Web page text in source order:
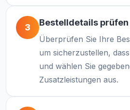
3 Bestelldetails prüfen
Überprüfen Sie Ihre
um sicherzustellen,
und wählen Sie
Zusatzleistungen aus.